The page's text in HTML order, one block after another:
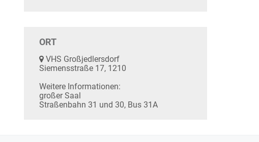
ORT
VHS Großjedlersdorf
Siemensstraße 17, 1210
Weitere Informationen:
großer Saal
Straßenbahn 31 und 30, Bus 31A